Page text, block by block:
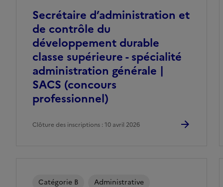
Secrétaire d’administration et
de contrôle du
développement durable
classe supérieure - spécialité
administration générale |
SACS (concours
professionnel)
Clôture des inscriptions : 10 avril 2026
Catégorie B Administrative